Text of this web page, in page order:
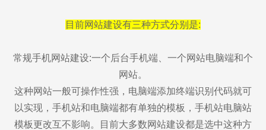
目前网站建设有三种方式分别是:
常规手机网站建设:一个后台手机端、一个网站电脑端和个
网站。
这种网站一般可操作性强，电脑端添加终端识别代码就可
以实现，手机站和电脑端都有单独的模板，手机站电脑站
模板更改互不影响。目前大多数网站建设都是选中这种方